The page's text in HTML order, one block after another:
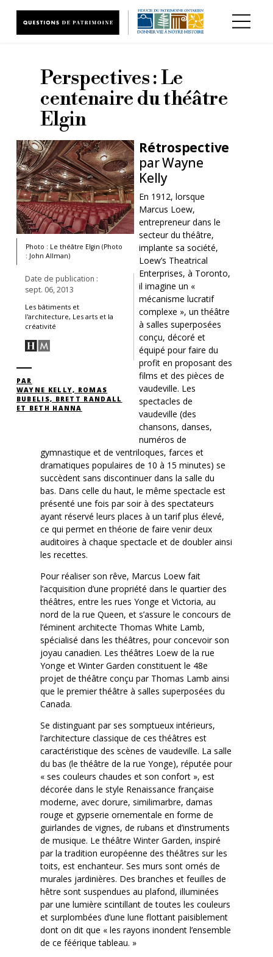
Perspectives : Le
centenaire du théâtre
Elgin
Photo : Le théâtre Elgin (Photo
: John Allman)
Date de publication :
sept. 06, 2013
Les bâtiments et
l'architecture, Les arts et la
créativité
PAR
WAYNE KELLY, ROMAS
BUBELIS, BRETT RANDALL
ET BETH HANNA
Rétrospective
par Wayne
Kelly
En 1912, lorsque
Marcus Loew,
entrepreneur dans le
secteur du théâtre,
implante sa société,
Loew’s Theatrical
Enterprises, à Toronto,
il imagine un «
mécanisme lucratif
complexe », un théâtre
à salles superposées
conçu, décoré et
équipé pour faire du
profit en proposant des
films et des pièces de
vaudeville. Les
spectacles de
vaudeville (des
chansons, danses,
numéros de
gymnastique et de ventriloques, farces et
dramatiques populaires de 10 à 15 minutes) se
succèdent sans discontinuer dans la salle du
bas. Dans celle du haut, le même spectacle est
présenté une fois par soir à des spectateurs
ayant réservé leurs places à un tarif plus élevé,
ce qui permet en théorie de faire venir deux
auditoires à chaque spectacle et de doubler ainsi
les recettes.
Pour réaliser son rêve, Marcus Loew fait
l’acquisition d’une propriété dans le quartier des
théâtres, entre les rues Yonge et Victoria, au
nord de la rue Queen, et s’assure le concours de
l’éminent architecte Thomas White Lamb,
spécialisé dans les théâtres, pour concevoir son
joyau canadien. Les théâtres Loew de la rue
Yonge et Winter Garden constituent le 48e
projet de théâtre conçu par Thomas Lamb ainsi
que le premier théâtre à salles superposées du
Canada.
Se distinguant par ses somptueux intérieurs,
l’architecture classique de ces théâtres est
caractéristique des scènes de vaudeville. La salle
du bas (le théâtre de la rue Yonge), réputée pour
« ses couleurs chaudes et son confort », est
décorée dans le style Renaissance française
moderne, avec dorure, similimarbre, damas
rouge et gypserie ornementale en forme de
guirlandes de vignes, de rubans et d’instruments
de musique. Le théâtre Winter Garden, inspiré
par la tradition européenne des théâtres sur les
toits, est enchanteur. Ses murs sont ornés de
murales jardinières. Des branches et feuilles de
hêtre sont suspendues au plafond, illuminées
par une lumière scintillant de toutes les couleurs
et surplombées d’une lune flottant paisiblement
dont on dit que « les rayons inondent l’ensemble
de ce féérique tableau. »